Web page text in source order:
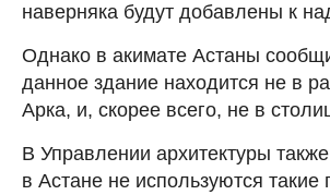
наверняка будут добавлены к
Однако в акимате Астаны
данное здание находится не в
Арка, и, скорее всего, не в
В Управлении архитектуры
в Астане не используются такие